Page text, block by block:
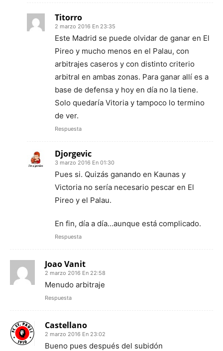
Titorro
2 marzo 2016 En 23:35
Este Madrid se puede olvidar de ganar en El
Pireo y mucho menos en el Palau, con
arbitrajes caseros y con distinto criterio
arbitral en ambas zonas. Para ganar allí es a
base de defensa y hoy en día no la tiene.
Solo quedaría Vitoria y tampoco lo termino
de ver.
Respuesta
Djorgevic
3 marzo 2016 En 01:30
Pues si. Quizás ganando en Kaunas y
Victoria no sería necesario pescar en El
Pireo y el Palau.
En fin, día a día…aunque está complicado.
Respuesta
Joao Vanit
2 marzo 2016 En 22:58
Menudo arbitraje
Respuesta
Castellano
2 marzo 2016 En 23:02
Bueno pues después del subidón